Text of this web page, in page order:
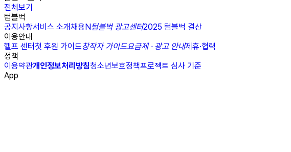
전체보기
텀블벅
공지사항서비스 소개채용N텀블벅 광고센터2025 텀블벅 결산
이용안내
헬프 센터첫 후원 가이드창작자 가이드요금제 · 광고 안내제휴·협력
정책
이용약관개인정보처리방침청소년보호정책프로젝트 심사 기준
App